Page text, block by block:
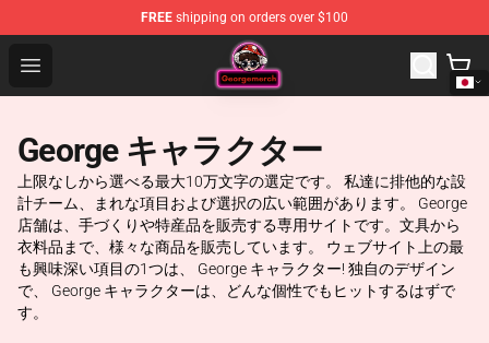
FREE shipping on orders over $100
Open menu
George Store - Official George Merchandise Shop
George キャラクター
上限なしから選べる最大10万文字の選定です。 私達に排他的な設
計チーム、まれな項目および選択の広い範囲があります。 George
店舗は、手づくりや特産品を販売する専用サイトです。文具から
衣料品まで、様々な商品を販売しています。 ウェブサイト上の最
も興味深い項目の1つは、 George キャラクター! 独自のデザイン
で、 George キャラクターは、どんな個性でもヒットするはずで
す。